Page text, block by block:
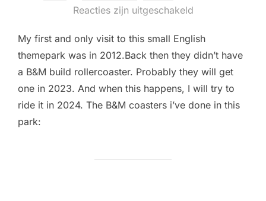
op
Reacties zijn uitgeschakeld
My first and only visit to this small English
themepark was in 2012.Back then they didn’t have
a B&M build rollercoaster. Probably they will get
one in 2023. And when this happens, I will try to
ride it in 2024. The B&M coasters i’ve done in this
park: